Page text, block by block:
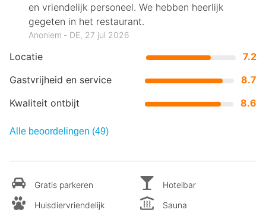
Locatie
7.2
Gastvrijheid en service
8.7
Kwaliteit ontbijt
8.6
en vriendelijk personeel. We hebben heerlijk
gegeten in het restaurant.
Anoniem ‐ DE, 27 jul 2026
Alle beoordelingen (49)
Gratis parkeren
Huisdiervriendelijk
Hotelbar
Sauna